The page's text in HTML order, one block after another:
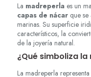
La madreperla es un
capas de nácar que
marinas. Su superficie
característicos, la
de la joyería natural.
¿Qué simboliza
La madreperla representa